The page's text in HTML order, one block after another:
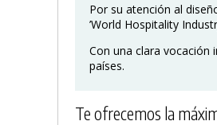
Por su atención al
’World Hospitality
Con una clara vocación
países.
Te ofrecemos la